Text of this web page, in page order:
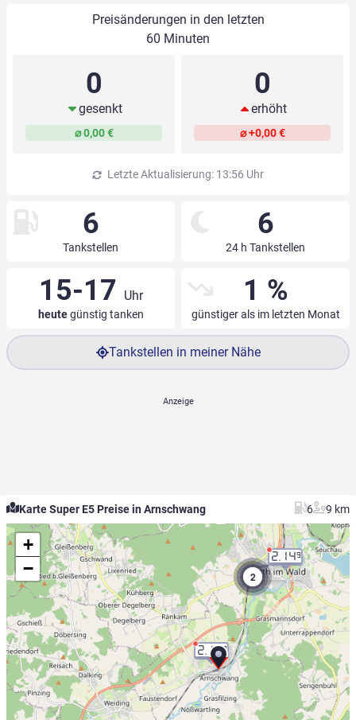
Preisänderungen in den letzten
60 Minuten
0
gesenkt
⌀ 0,00 €
0
erhöht
⌀ +0,00 €
Letzte Aktualisierung: 13:56 Uhr
6
Tankstellen
6
24 h Tankstellen
15-17 Uhr
heutegünstig tanken
1 %
günstiger als im letzten Monat
Tankstellen in meiner Nähe
Karte Super E5 Preise in Arnschwang 6 9 km
2.149
2.149
2
+
−